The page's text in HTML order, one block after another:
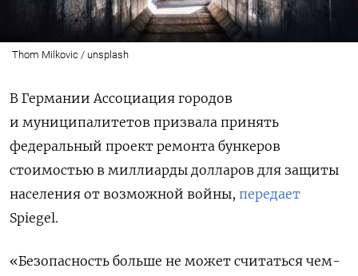
Thom Milkovic / unsplash
В Германии Ассоциация городов
и муниципалитетов призвала принять
федеральный проект ремонта бункеров
стоимостью в миллиарды долларов для защиты
населения от возможной войны, передает
Spiegel.
«Безопасность больше не может считаться чем-